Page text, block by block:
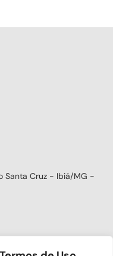
Santa Cruz - Ibiá/MG -